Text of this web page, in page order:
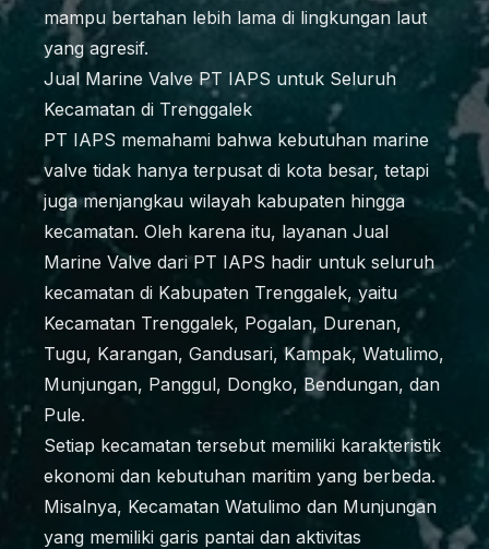
mampu bertahan lebih lama di lingkungan laut
yang agresif.
Jual Marine Valve PT IAPS untuk Seluruh
Kecamatan di Trenggalek
PT IAPS memahami bahwa kebutuhan marine
valve tidak hanya terpusat di kota besar, tetapi
juga menjangkau wilayah kabupaten hingga
kecamatan. Oleh karena itu, layanan Jual
Marine Valve dari PT IAPS hadir untuk seluruh
kecamatan di Kabupaten Trenggalek, yaitu
Kecamatan Trenggalek, Pogalan, Durenan,
Tugu, Karangan, Gandusari, Kampak, Watulimo,
Munjungan, Panggul, Dongko, Bendungan, dan
Pule.
Setiap kecamatan tersebut memiliki karakteristik
ekonomi dan kebutuhan maritim yang berbeda.
Misalnya, Kecamatan Watulimo dan Munjungan
yang memiliki garis pantai dan aktivitas